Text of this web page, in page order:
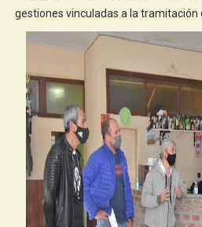
gestiones vinculadas a la tramitación